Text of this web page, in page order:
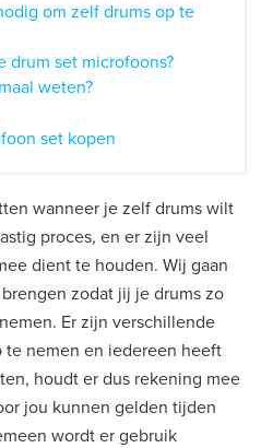
om zelf drums op te
drum set microfoons?
weten?
set kopen
wanneer je zelf drums wilt
proces, en er zijn veel
dient te houden. Wij gaan
zodat jij je drums zo
Er zijn verschillende
te nemen en iedereen heeft
houdt er dus rekening mee
jou kunnen gelden tijden
wordt er gebruik